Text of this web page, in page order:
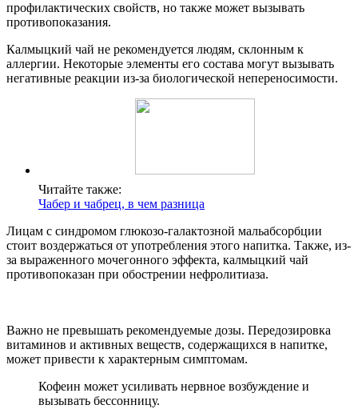
профилактических свойств, но также может вызывать
противопоказания.
Калмыцкий чай не рекомендуется людям, склонным к
аллергии. Некоторые элементы его состава могут вызывать
негативные реакции из-за биологической непереносимости.
Читайте также:
Чабер и чабрец, в чем разница
Лицам с синдромом глюкозо-галактозной мальабсорбции
стоит воздержаться от употребления этого напитка. Также, из-
за выраженного мочегонного эффекта, калмыцкий чай
противопоказан при обострении нефролитиаза.
Важно не превышать рекомендуемые дозы. Передозировка
витаминов и активных веществ, содержащихся в напитке,
может привести к характерным симптомам.
Кофеин может усиливать нервное возбуждение и
вызывать бессонницу.